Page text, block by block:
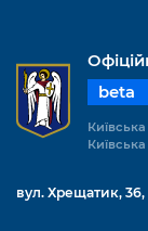
beta
вул. Хрещатик, 36,